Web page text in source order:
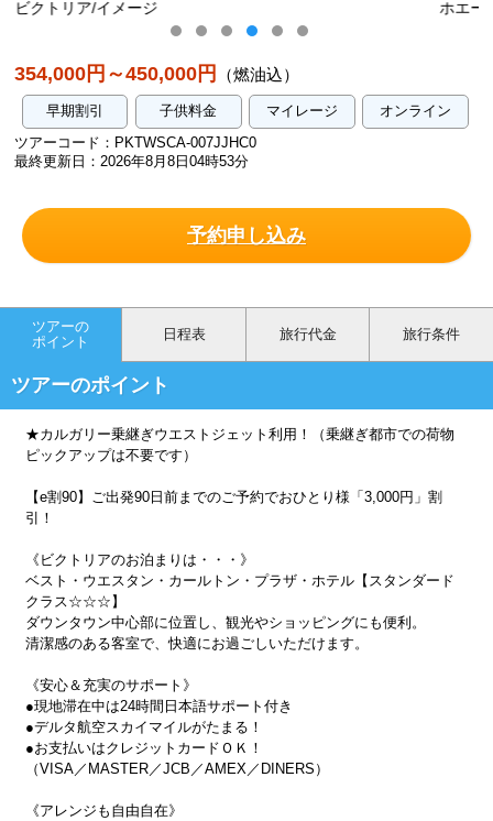
354,000円～450,000円 （燃油込）
早期割引 子供料金 マイレージ
オンライン
ツアーコード：PKTWSCA-007JJHC0
最終更新日：2026年8月8日04時53分
予約申し込み
ツアーの
ポイント
日程表 旅行代金 旅行条件
ツアーのポイント
★カルガリー乗継ぎウエストジェット利用！（乗継ぎ都市での荷物
ピックアップは不要です）
【e割90】ご出発90日前までのご予約でおひとり様「3,000円」割
引！
《ビクトリアのお泊まりは・・・》
ベスト・ウエスタン・カールトン・プラザ・ホテル【スタンダード
クラス☆☆☆】
ダウンタウン中心部に位置し、観光やショッピングにも便利。
清潔感のある客室で、快適にお過ごしいただけます。
《安心＆充実のサポート》
●現地滞在中は24時間日本語サポート付き
●デルタ航空スカイマイルがたまる！
●お支払いはクレジットカードＯＫ！
（VISA／MASTER／JCB／AMEX／DINERS）
《アレンジも自由自在》